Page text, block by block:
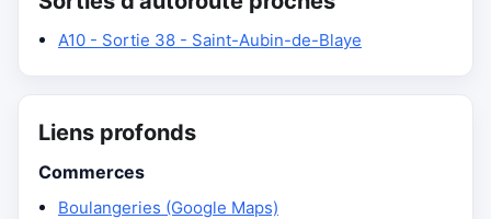
A10 - Sortie 38 - Saint-Aubin-de-Blaye
Liens profonds
Commerces
Boulangeries (Google Maps)